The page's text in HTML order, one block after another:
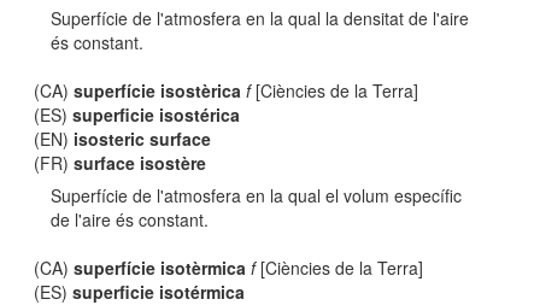
Superfície de l'atmosfera en la qual la densitat de l'aire
és constant.
(CA)superfície isostèrica f[Ciències de la Terra]
(ES)superficie isostérica
(EN) isosteric surface
(FR)surface isostère
Superfície de l'atmosfera en la qual el volum específic
de l'aire és constant.
(CA)superfície isotèrmica f[Ciències de la Terra]
(ES)superficie isotérmica